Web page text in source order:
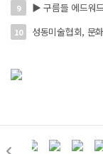
9 ▶ 구름들 에드워
10